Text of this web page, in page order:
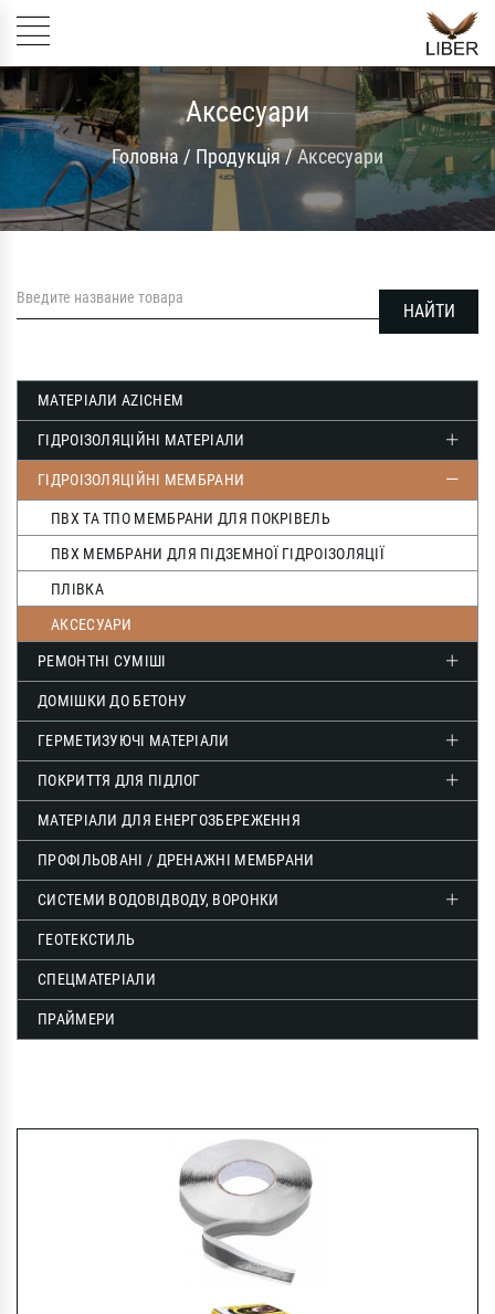
Аксесуари
Головна / Продукція/Аксесуари
МАТЕРІАЛИ AZICHEM
ГІДРОІЗОЛЯЦІЙНІ МАТЕРІАЛИ
ГІДРОІЗОЛЯЦІЙНІ МЕМБРАНИ
ПВХ ТА ТПО МЕМБРАНИ ДЛЯ ПОКРІВЕЛЬ
ПВХ МЕМБРАНИ ДЛЯ ПІДЗЕМНОЇ ГІДРОІЗОЛЯЦІЇ
ПЛІВКА
АКСЕСУАРИ
РЕМОНТНІ СУМІШІ
ДОМІШКИ ДО БЕТОНУ
ГЕРМЕТИЗУЮЧІ МАТЕРІАЛИ
ПОКРИТТЯ ДЛЯ ПІДЛОГ
МАТЕРІАЛИ ДЛЯ ЕНЕРГОЗБЕРЕЖЕННЯ
ПРОФІЛЬОВАНІ / ДРЕНАЖНІ МЕМБРАНИ
СИСТЕМИ ВОДОВІДВОДУ, ВОРОНКИ
ГЕОТЕКСТИЛЬ
СПЕЦМАТЕРІАЛИ
ПРАЙМЕРИ